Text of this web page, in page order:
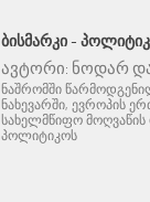
ᲑᲘᲡᲛᲐᲠᲙᲘ -
ავტორი: ნოდარ
ნაშრომში
ნახევარში, ევროპის
სახელმწიფო
პოლიტიკოს